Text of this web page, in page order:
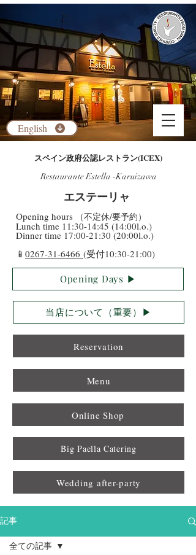
​スペイン政府公認レストラン(ICEX)
Restaurante Estella -Karuizawa
​エステーリャ
​Opening hours （不定休/要予約）
​Lunch time 11:30-14:45 (14:00l.o.)
Dinner time 17:00-21:30 (20:00l.o.)
​📱 0267-31-6466 (受付10:30-21:00)
Opening Days ▶︎
Reservation
Menu
Online Shop
当店について（重要）▶︎
English
Big Paella Catering
Wedding after-party
記事
全ての記事